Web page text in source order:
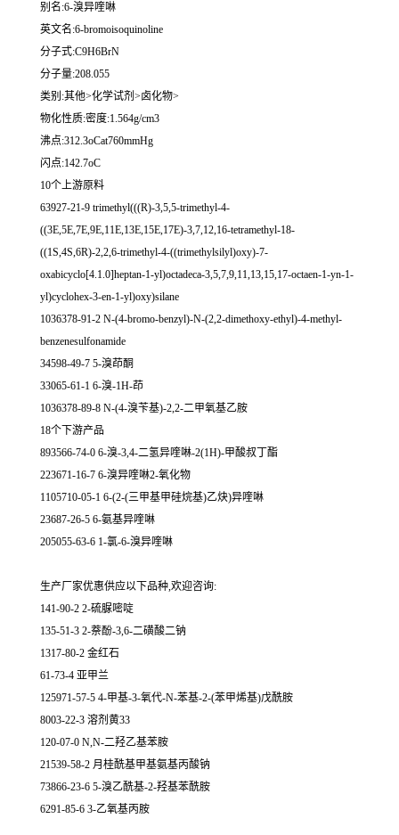
别名:6-溴异喹啉
英文名:6-bromoisoquinoline
分子式:C9H6BrN
分子量:208.055
类别:其他>化学试剂>卤化物>
物化性质:密度:1.564g/cm3
沸点:312.3oCat760mmHg
闪点:142.7oC
10个上游原料
63927-21-9 trimethyl(((R)-3,5,5-trimethyl-4-
((3E,5E,7E,9E,11E,13E,15E,17E)-3,7,12,16-tetramethyl-18-
((1S,4S,6R)-2,2,6-trimethyl-4-((trimethylsilyl)oxy)-7-
oxabicyclo[4.1.0]heptan-1-yl)octadeca-3,5,7,9,11,13,15,17-octaen-1-yn-1-
yl)cyclohex-3-en-1-yl)oxy)silane
1036378-91-2 N-(4-bromo-benzyl)-N-(2,2-dimethoxy-ethyl)-4-methyl-
benzenesulfonamide
34598-49-7 5-溴茚酮
33065-61-1 6-溴-1H-茚
1036378-89-8 N-(4-溴苄基)-2,2-二甲氧基乙胺
18个下游产品
893566-74-0 6-溴-3,4-二氢异喹啉-2(1H)-甲酸叔丁酯
223671-16-7 6-溴异喹啉2-氧化物
1105710-05-1 6-(2-(三甲基甲硅烷基)乙炔)异喹啉
23687-26-5 6-氨基异喹啉
205055-63-6 1-氯-6-溴异喹啉
生产厂家优惠供应以下品种,欢迎咨询:
141-90-2 2-硫脲嘧啶
135-51-3 2-萘酚-3,6-二磺酸二钠
1317-80-2 金红石
61-73-4 亚甲兰
125971-57-5 4-甲基-3-氧代-N-苯基-2-(苯甲烯基)戊酰胺
8003-22-3 溶剂黄33
120-07-0 N,N-二羟乙基苯胺
21539-58-2 月桂酰基甲基氨基丙酸钠
73866-23-6 5-溴乙酰基-2-羟基苯酰胺
6291-85-6 3-乙氧基丙胺